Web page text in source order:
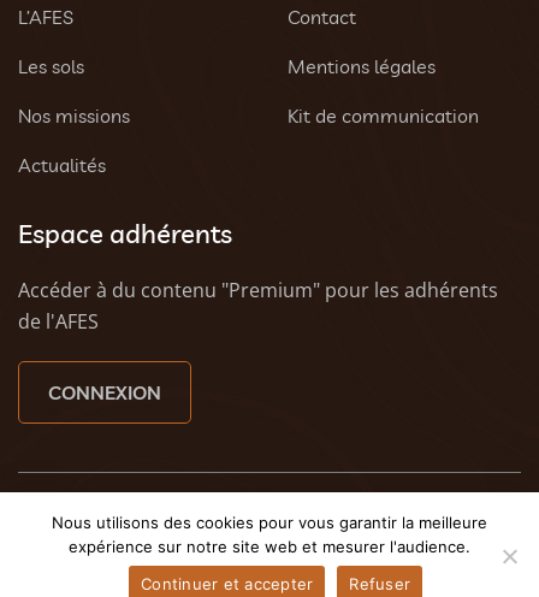
L’AFES
Les sols
Nos missions
Actualités
Contact
Mentions légales
Kit de communication
Espace adhérents
Accéder à du contenu "Premium" pour les adhérents
de l'AFES
CONNEXION
© 2023 AFES - Tous droits réservés - Une créationTony
Oheix : Agence Web CaenetWeezy - Agence web à
Caen
Nous utilisons des cookies pour vous garantir la meilleure
expérience sur notre site web et mesurer l'audience.
Continuer et accepter
Refuser